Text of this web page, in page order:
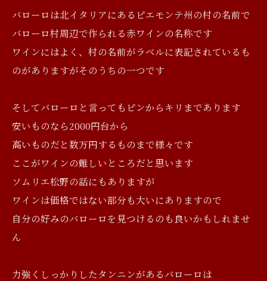
バローロは北イタリアにあるピエモンテ州の村の名前で
バローロ村周辺で作られる赤ワインの名称です
ワインにはよく、村の名前がラベルに表記されているも
のがありますがそのうちの一つです
そしてバローロと言ってもピンからキリまであります
安いものなら2000円台から
高いものだと数万円するものまで様々です
ここがワインの難しいところだと思います
ソムリエ松野の話にもありますが
ワインは価格ではない部分も大いにありますので
自分の好みのバローロを見つけるのも良いかもしれませ
ん
力強くしっかりしたタンニンがあるバローロは